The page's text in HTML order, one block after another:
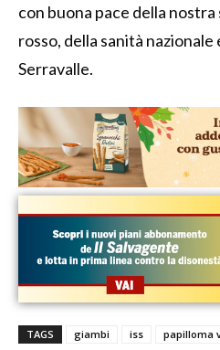
con buona pace della
rosso, della sanità
Serravalle.
TAGS giambi iss papilloma